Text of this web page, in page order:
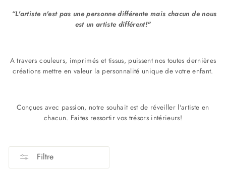
“L'artiste n'est pas une personne différente mais chacun de nous
est un artiste différent!"
A travers couleurs, imprimés et tissus, puissent nos toutes dernières
créations mettre en valeur la personnalité unique de votre enfant.
Conçues avec passion, notre souhait est de réveiller l'artiste en
chacun. Faites ressortir vos trésors intérieurs!
Filtre